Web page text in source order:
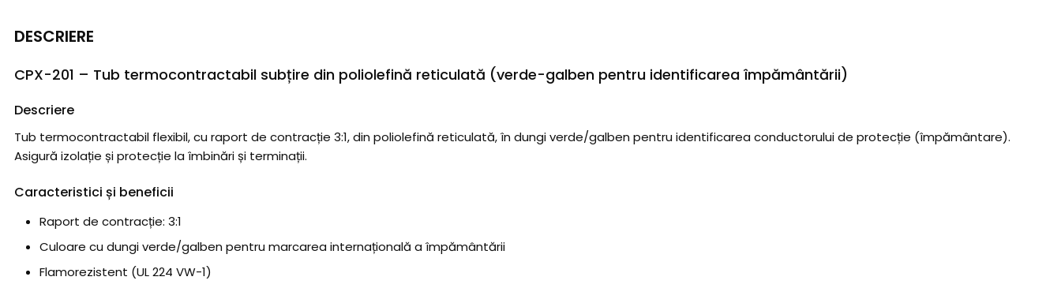
DESCRIERE
CPX-201 – Tub termocontractabil subțire din poliolefină reticulată (verde-galben pentru identificarea împământării)
Descriere
Tub termocontractabil flexibil, cu raport de contracție 3:1, din poliolefină reticulată, în dungi verde/galben pentru identificarea conductorului de protecție (împământare).
Asigură izolație și protecție la îmbinări și terminații.
Caracteristici și beneficii
Raport de contracție: 3:1
Culoare cu dungi verde/galben pentru marcarea internațională a împământării
Flamorezistent (UL 224 VW-1)